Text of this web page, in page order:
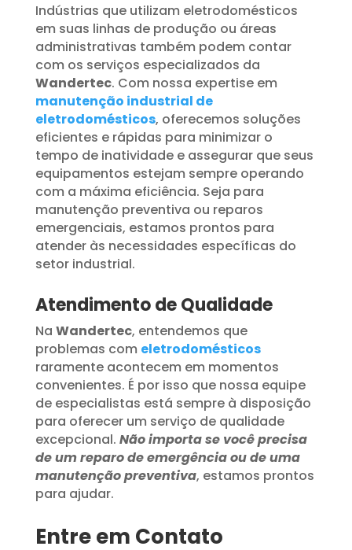
Indústrias que utilizam eletrodomésticos
em suas linhas de produção ou áreas
administrativas também podem contar
com os serviços especializados da
Wandertec. Com nossa expertise em
manutenção industrial de
eletrodomésticos, oferecemos soluções
eficientes e rápidas para minimizar o
tempo de inatividade e assegurar que seus
equipamentos estejam sempre operando
com a máxima eficiência. Seja para
manutenção preventiva ou reparos
emergenciais, estamos prontos para
atender às necessidades específicas do
setor industrial.
Atendimento de Qualidade
Na Wandertec, entendemos que
problemas com eletrodomésticos
raramente acontecem em momentos
convenientes. É por isso que nossa equipe
de especialistas está sempre à disposição
para oferecer um serviço de qualidade
excepcional. Não importa se você precisa
de um reparo de emergência ou de uma
manutenção preventiva, estamos prontos
para ajudar.
Entre em Contato